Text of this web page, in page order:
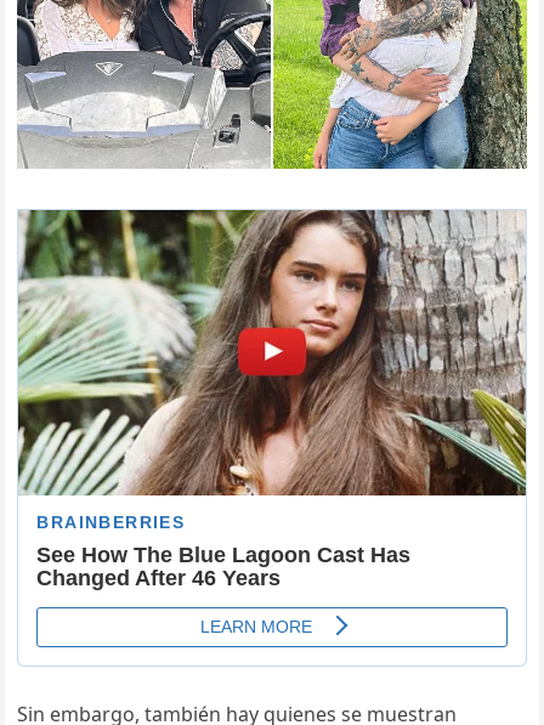
Sin embargo, también hay quienes se muestran